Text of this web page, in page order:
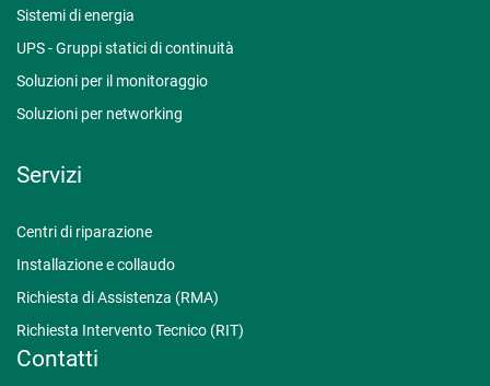
Sistemi di energia
UPS - Gruppi statici di continuità
Soluzioni per il monitoraggio
Soluzioni per networking
Servizi
Centri di riparazione
Installazione e collaudo
Richiesta di Assistenza (RMA)
Richiesta Intervento Tecnico (RIT)
Contatti